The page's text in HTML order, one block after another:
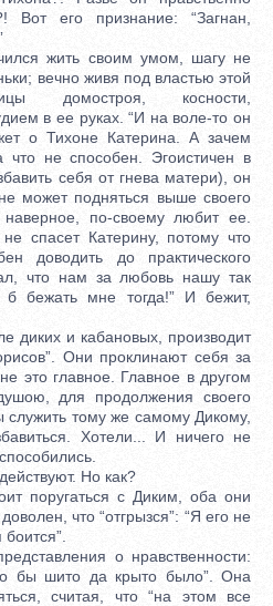
Вот его признание: “Загнан,
жить своим умом, шагу не
вечно живя под властью этой
домостроя, косности,
в ее руках. “И на воле-то он
о Тихоне Катерина. А зачем
не способен. Эгоистичен в
себя от гнева матери), он
может подняться выше своего
по-своему любит ее.
спасет Катерину, потому что
доводить до практического
что нам за любовь нашу так
бежать мне тогда!” И бежит,
и кабановых, производит
Они проклинают себя за
это главное. Главное в другом
для продолжения своего
тому же самому Дикому,
Хотели... И ничего не
Но как?
поругаться с Диким, оба они
что “отгрызся”: “Я его не
о нравственности:
бы шито да крыто было”. Она
считая, что “на этом все